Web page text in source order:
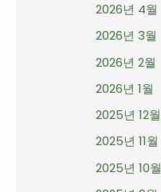
2026년 4월
2026년 3월
2026년 2월
2026년 1월
2025년 12월
2025년 11월
2025년 10월